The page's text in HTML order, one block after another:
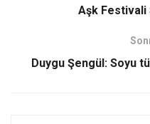
k
n
Aşk Festivali
Duygu Şengül: Soyu